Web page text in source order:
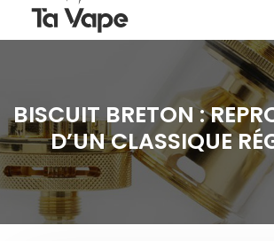
BISCUIT BRETON :
D’UN CLASSIQUE